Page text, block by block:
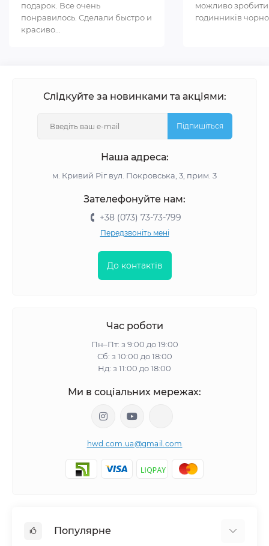
подарок. Все очень
понравилось. Сделали быстро и
красиво...
можливо
годинників
Слідкуйте за новинками та акціями:
Підпишіться
Наша адреса:
м. Кривий Ріг вул. Покровська, 3, прим. 3
Зателефонуйте нам:
+38 (073) 73-73-799
Передзвоніть мені
До контактів
Час роботи
Пн–Пт: з 9:00 до 19:00
Сб: з 10:00 до 18:00
Нд: з 11:00 до 18:00
Ми в соціальних мережах:
hwd.com.ua@gmail.com
Популярне